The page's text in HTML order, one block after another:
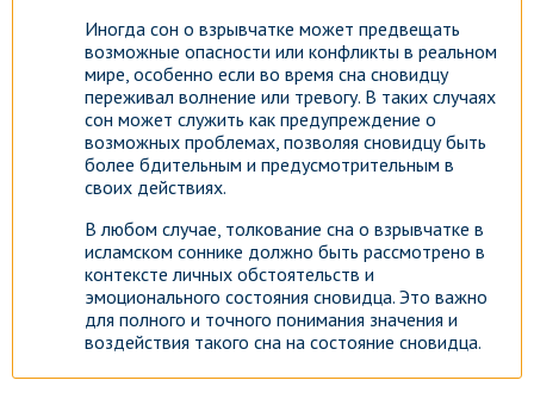
Иногда сон о взрывчатке может предвещать
возможные опасности или конфликты в реальном
мире, особенно если во время сна сновидцу
переживал волнение или тревогу. В таких случаях
сон может служить как предупреждение о
возможных проблемах, позволяя сновидцу быть
более бдительным и предусмотрительным в
своих действиях.
В любом случае, толкование сна о взрывчатке в
исламском соннике должно быть рассмотрено в
контексте личных обстоятельств и
эмоционального состояния сновидца. Это важно
для полного и точного понимания значения и
воздействия такого сна на состояние сновидца.